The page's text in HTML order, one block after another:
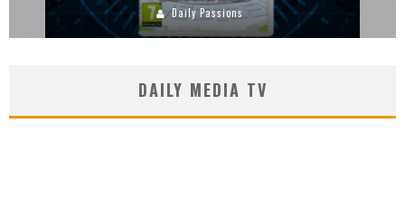
Daily Passions
DAILY MEDIA TV